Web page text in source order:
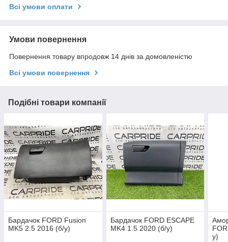
Всі умови оплати
Умови повернення
Повернення товару впродовж 14 днів за домовленістю
Всі умови повернення
Подібні товари компанії
Бардачок FORD Fusion
MK5 2.5 2016 (б/у)
Бардачок FORD ESCAPE
MK4 1.5 2020 (б/у)
у)